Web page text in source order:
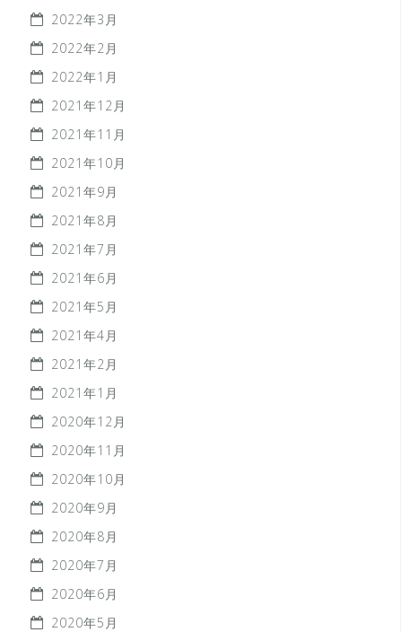
2022年3月
2022年2月
2022年1月
2021年12月
2021年11月
2021年10月
2021年9月
2021年8月
2021年7月
2021年6月
2021年5月
2021年4月
2021年2月
2021年1月
2020年12月
2020年11月
2020年10月
2020年9月
2020年8月
2020年7月
2020年6月
2020年5月